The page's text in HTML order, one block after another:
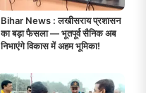
Bihar News : लखीसराय प्रशासन
का बड़ा फैसला — भूतपूर्व सैनिक अब
निभाएंगे विकास में अहम भूमिका!